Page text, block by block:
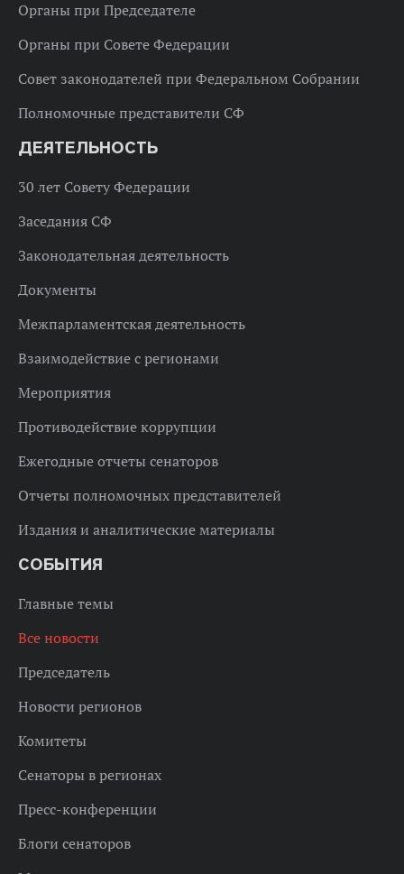
Органы при Председателе
Органы при Совете Федерации
Совет законодателей при Федеральном Собрании
Полномочные представители СФ
ДЕЯТЕЛЬНОСТЬ
30 лет Совету Федерации
Заседания СФ
Законодательная деятельность
Документы
Межпарламентская деятельность
Взаимодействие с регионами
Мероприятия
Противодействие коррупции
Ежегодные отчеты сенаторов
Отчеты полномочных представителей
Издания и аналитические материалы
СОБЫТИЯ
Главные темы
Все новости
Председатель
Новости регионов
Комитеты
Сенаторы в регионах
Пресс-конференции
Блоги сенаторов